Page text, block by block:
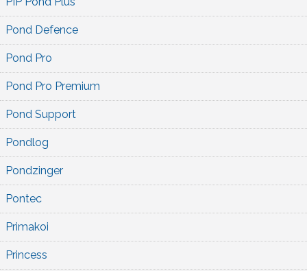
Pond Defence
Pond Pro
Pond Pro Premium
Pond Support
Pondlog
Pondzinger
Pontec
Primakoi
Princess